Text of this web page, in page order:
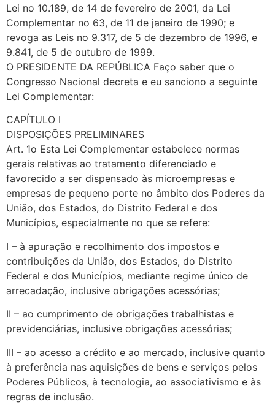
Lei no 10.189, de 14 de fevereiro de 2001, da Lei
Complementar no 63, de 11 de janeiro de 1990; e
revoga as Leis no 9.317, de 5 de dezembro de 1996, e
9.841, de 5 de outubro de 1999.
O PRESIDENTE DA REPÚBLICA Faço saber que o
Congresso Nacional decreta e eu sanciono a seguinte
Lei Complementar:
CAPÍTULO I
DISPOSIÇÕES PRELIMINARES
Art. 1o Esta Lei Complementar estabelece normas
gerais relativas ao tratamento diferenciado e
favorecido a ser dispensado às microempresas e
empresas de pequeno porte no âmbito dos Poderes da
União, dos Estados, do Distrito Federal e dos
Municípios, especialmente no que se refere:
I – à apuração e recolhimento dos impostos e
contribuições da União, dos Estados, do Distrito
Federal e dos Municípios, mediante regime único de
arrecadação, inclusive obrigações acessórias;
II – ao cumprimento de obrigações trabalhistas e
previdenciárias, inclusive obrigações acessórias;
III – ao acesso a crédito e ao mercado, inclusive quanto
à preferência nas aquisições de bens e serviços pelos
Poderes Públicos, à tecnologia, ao associativismo e às
regras de inclusão.